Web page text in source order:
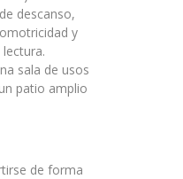
descanso,
y
sala de usos
patio amplio
de forma